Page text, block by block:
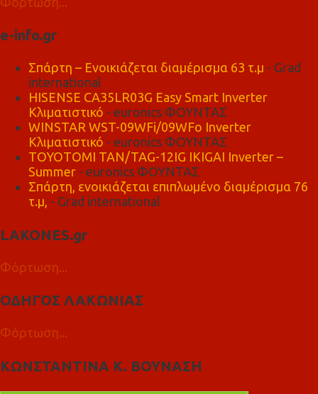
e-info.gr
Σπάρτη – Ενοικιάζεται διαμέρισμα 63 τ.μ - Grad
international
HISENSE CA35LR03G Easy Smart Inverter
Κλιματιστικό - euronics ΦΟΥΝΤΑΣ
WINSTAR WST-09WFi/09WFo Inverter
Κλιματιστικό - euronics ΦΟΥΝΤΑΣ
TOYOTOMI TAN/TAG-12IG IKIGAI Inverter –
Summer - euronics ΦΟΥΝΤΑΣ
Σπάρτη, ενοικιάζεται επιπλωμένο διαμέρισμα 76
τ.μ, - Grad international
LAKONES.gr
Φόρτωση...
ΟΔΗΓΟΣ ΛΑΚΩΝΙΑΣ
Φόρτωση...
ΚΩΝΣΤΑΝΤΙΝΑ Κ. ΒΟΥΝΑΣΗ